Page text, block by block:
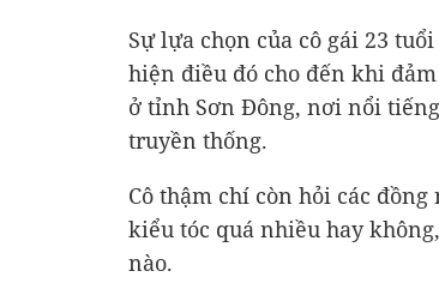
Sự lựa chọn của cô gái 23
hiện điều đó cho đến khi
ở tỉnh Sơn Đông, nơi nổi
truyền thống.
Cô thậm chí còn hỏi các
kiểu tóc quá nhiều hay
nào.